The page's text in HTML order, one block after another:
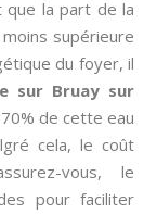
que la part de la
supérieure
du foyer, il
sur Bruay sur
de cette eau
cela, le coût
vous, le
pour faciliter